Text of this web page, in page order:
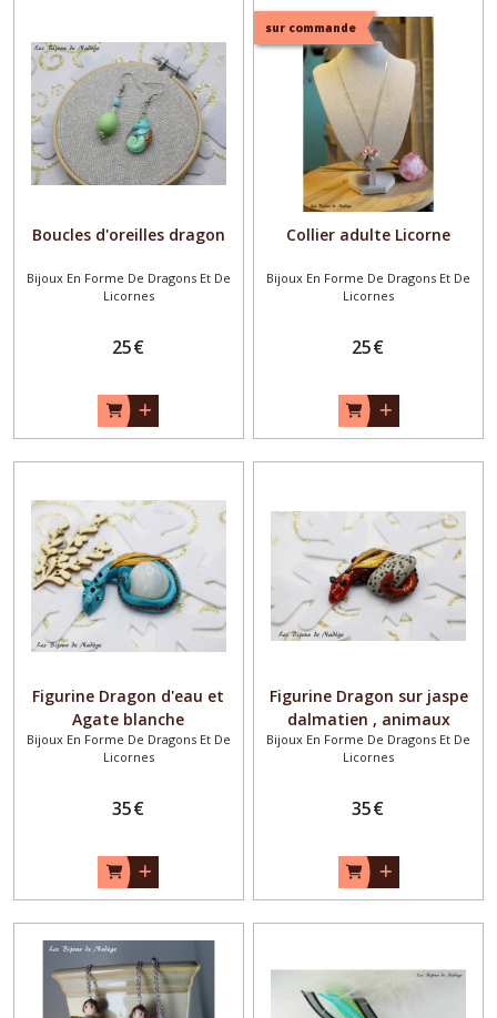
Boucles d'oreilles dragon
Bijoux En Forme De Dragons Et De
Licornes
25€
sur commande
Collier adulte Licorne
Bijoux En Forme De Dragons Et De
Licornes
25€
Figurine Dragon d'eau et
Agate blanche
Bijoux En Forme De Dragons Et De
Licornes
35€
Figurine Dragon sur jaspe
dalmatien , animaux
totems
Bijoux En Forme De Dragons Et De
Licornes
35€